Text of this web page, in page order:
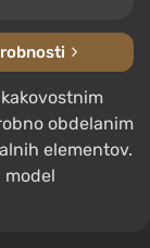
obdelanim
elementov.
model